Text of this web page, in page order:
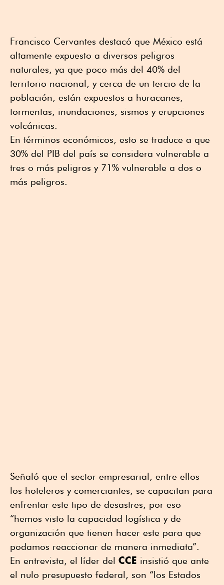
Francisco Cervantes destacó que México está
altamente expuesto a diversos peligros
naturales, ya que poco más del 40% del
territorio nacional, y cerca de un tercio de la
población, están expuestos a huracanes,
tormentas, inundaciones, sismos y erupciones
volcánicas.
En términos económicos, esto se traduce a que
30% del PIB del país se considera vulnerable a
tres o más peligros y 71% vulnerable a dos o
más peligros.
Señaló que el sector empresarial, entre ellos
los hoteleros y comerciantes, se capacitan para
enfrentar este tipo de desastres, por eso
“hemos visto la capacidad logística y de
organización que tienen hacer este para que
podamos reaccionar de manera inmediata”.
En entrevista, el líder del CCE insistió que ante
el nulo presupuesto federal, son “los Estados